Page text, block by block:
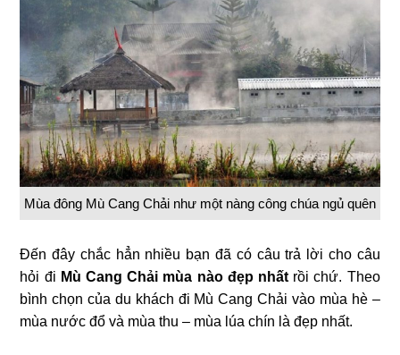
Mùa đông Mù Cang Chải như một nàng công chúa ngủ quên
Đến đây chắc hẳn nhiều bạn đã có câu trả lời cho câu
hỏi đi Mù Cang Chải mùa nào đẹp nhất rồi chứ. Theo
bình chọn của du khách đi Mù Cang Chải vào mùa hè –
mùa nước đổ và mùa thu – mùa lúa chín là đẹp nhất.